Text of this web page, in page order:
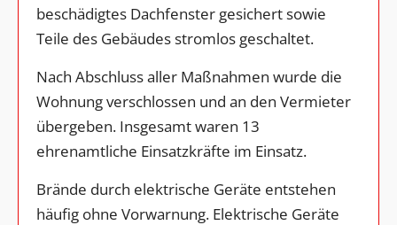
beschädigtes Dachfenster gesichert sowie
Teile des Gebäudes stromlos geschaltet.
Nach Abschluss aller Maßnahmen wurde die
Wohnung verschlossen und an den Vermieter
übergeben. Insgesamt waren 13
ehrenamtliche Einsatzkräfte im Einsatz.
Brände durch elektrische Geräte entstehen
häufig ohne Vorwarnung. Elektrische Geräte